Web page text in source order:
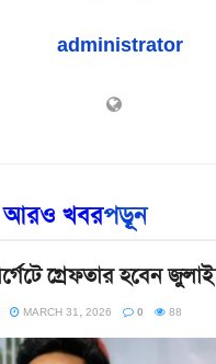
administrator
আরও খবরপড়ূন
গ্রেফতার হবেন জুলাই
MARCH 31, 2026 0 88